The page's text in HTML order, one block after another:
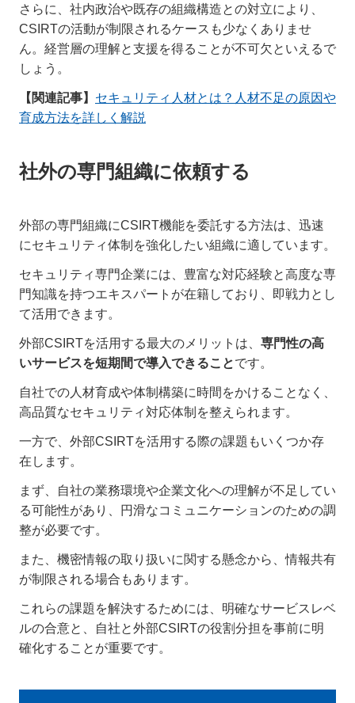
さらに、社内政治や既存の組織構造との対立により、
CSIRTの活動が制限されるケースも少なくありませ
ん。経営層の理解と支援を得ることが不可欠といえるで
しょう。
【関連記事】 セキュリティ人材とは？人材不足の原因や
育成方法を詳しく解説
社外の専門組織に依頼する
外部の専門組織にCSIRT機能を委託する方法は、迅速
にセキュリティ体制を強化したい組織に適しています。
セキュリティ専門企業には、豊富な対応経験と高度な専
門知識を持つエキスパートが在籍しており、即戦力とし
て活用できます。
外部CSIRTを活用する最大のメリットは、 専門性の高
いサービスを短期間で導入できることです。
自社での人材育成や体制構築に時間をかけることなく、
高品質なセキュリティ対応体制を整えられます。
一方で、外部CSIRTを活用する際の課題もいくつか存
在します。
まず、自社の業務環境や企業文化への理解が不足してい
る可能性があり、円滑なコミュニケーションのための調
整が必要です。
また、機密情報の取り扱いに関する懸念から、情報共有
が制限される場合もあります。
これらの課題を解決するためには、明確なサービスレベ
ルの合意と、自社と外部CSIRTの役割分担を事前に明
確化することが重要です。